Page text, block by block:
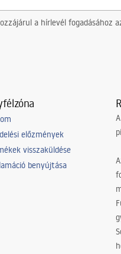
a hírlevél fogadásához
előzmények
visszaküldése
benyújtása